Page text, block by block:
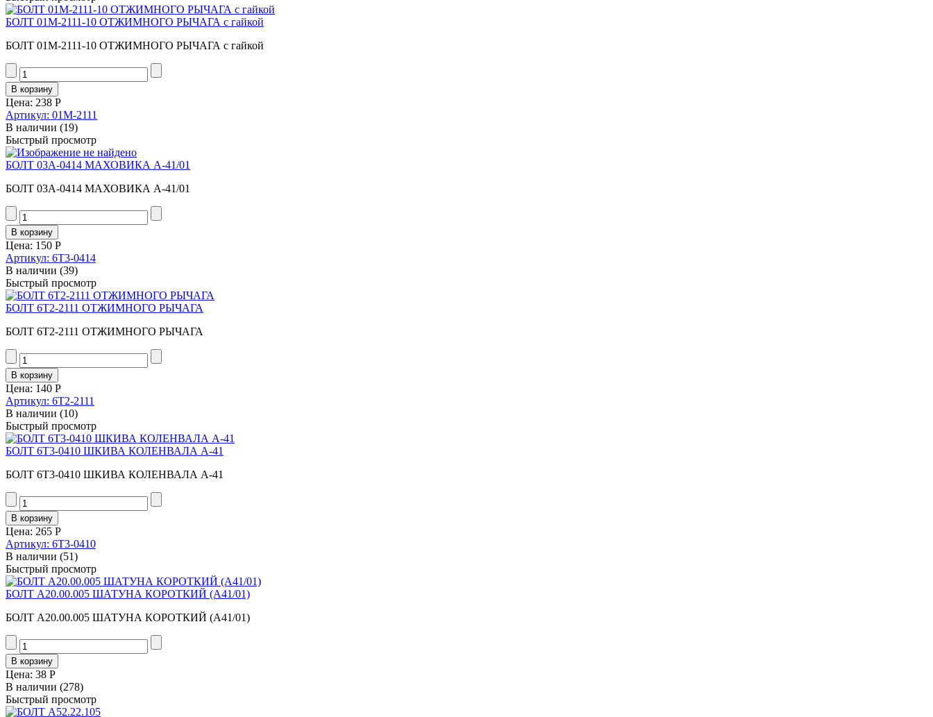
БОЛТ 01М-2111-10 ОТЖИМНОГО РЫЧАГА с гайкой
БОЛТ 01М-2111-10 ОТЖИМНОГО РЫЧАГА с гайкой
Цена: 238 Р
Артикул: 01М-2111
В наличии (19)
Быстрый просмотр
БОЛТ 03А-0414 МАХОВИКА А-41/01
БОЛТ 03А-0414 МАХОВИКА А-41/01
Цена: 150 Р
Артикул: 6Т3-0414
В наличии (39)
Быстрый просмотр
БОЛТ 6Т2-2111 ОТЖИМНОГО РЫЧАГА
БОЛТ 6Т2-2111 ОТЖИМНОГО РЫЧАГА
Цена: 140 Р
Артикул: 6Т2-2111
В наличии (10)
Быстрый просмотр
БОЛТ 6Т3-0410 ШКИВА КОЛЕНВАЛА А-41
БОЛТ 6Т3-0410 ШКИВА КОЛЕНВАЛА А-41
Цена: 265 Р
Артикул: 6Т3-0410
В наличии (51)
Быстрый просмотр
БОЛТ А20.00.005 ШАТУНА КОРОТКИЙ (А41/01)
БОЛТ А20.00.005 ШАТУНА КОРОТКИЙ (А41/01)
Цена: 38 Р
В наличии (278)
Быстрый просмотр